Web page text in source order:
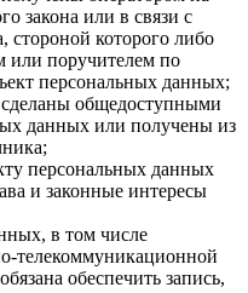
закона или в связи с
стороной которого либо
или поручителем по
персональных данных;
общедоступными
данных или получены из
персональных данных
и законные интересы
в том числе
телекоммуникационной
обеспечить запись,